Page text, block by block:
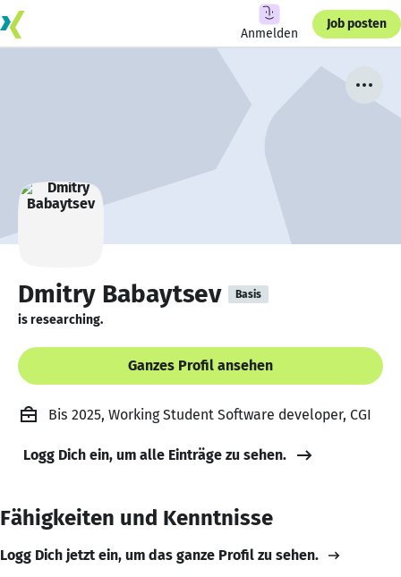
Anmelden
Job posten
Dmitry Babaytsev Basis
is researching.
Ganzes Profil ansehen
Bis 2025, Working Student Software developer, CGI
Logg Dich ein, um alle Einträge zu sehen.
Fähigkeiten und Kenntnisse
Logg Dich jetzt ein, um das ganze Profil zu sehen.